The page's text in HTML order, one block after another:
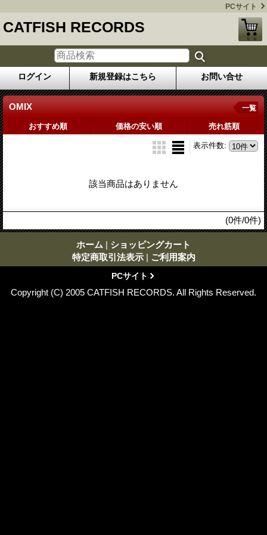
PCサイト
CATFISH RECORDS
ログイン 新規登録はこちら お問い合せ
OMIX 一覧
おすすめ順 価格の安い順 売れ筋順
表示件数:
該当商品はありません
(0件/0件)
ホーム | ショッピングカート
特定商取引法表示 | ご利用案内
PCサイト
Copyright (C) 2005 CATFISH RECORDS. All Rights Reserved.